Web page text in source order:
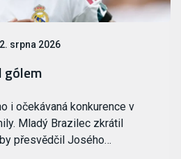
2. srpna 2026
gólem
i očekávaná konkurence v
Mladý Brazilec zkrátil
přesvědčil Josého…